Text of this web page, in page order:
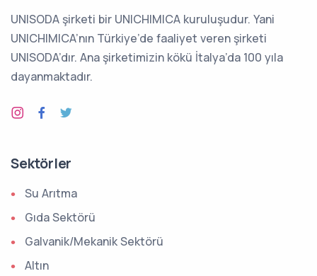
UNISODA şirketi bir UNICHIMICA kuruluşudur. Yani
UNICHIMICA’nın Türkiye’de faaliyet veren şirketi
UNISODA’dır. Ana şirketimizin kökü İtalya’da 100 yıla
dayanmaktadır.
Sektörler
Su Arıtma
Gıda Sektörü
Galvanik/Mekanik Sektörü
Altın